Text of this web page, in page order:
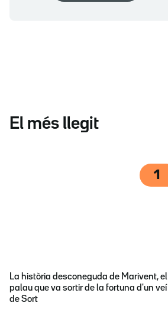
El més llegit
1
La història desconeguda de Marivent, el
palau que va sortir de la fortuna d'un veí
de Sort